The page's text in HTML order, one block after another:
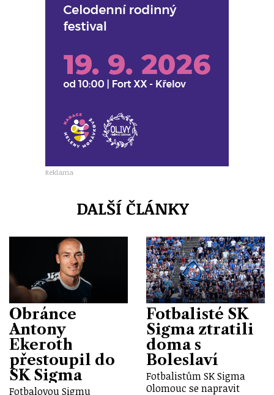
Reklama
DALŠÍ ČLÁNKY
Obránce
Antony
Ekeroth
přestoupil do
SK Sigma
Fotbalovou Sigmu
Fotbalisté SK
Sigma ztratili
doma s
Boleslaví
Fotbalistům SK Sigma
Olomouc se napravit